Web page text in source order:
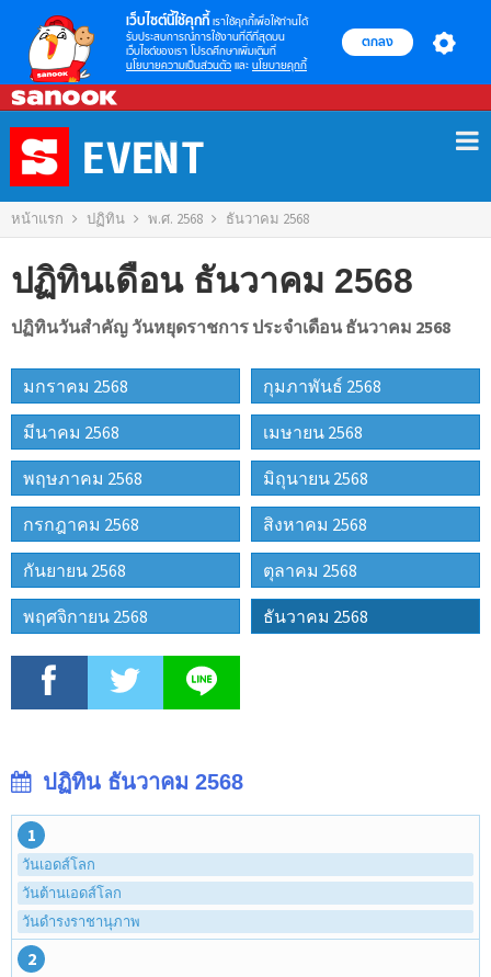
เว็บไซต์นี้ใช้คุกกี้ เราใช้คุกกี้เพื่อให้ท่านได้
รับประสบการณ์การใช้งานที่ดีที่สุดบน
เว็บไซต์ของเรา โปรดศึกษาเพิ่มเติมที่
นโยบายความเป็นส่วนตัว และ นโยบายคุกกี้
ตกลง
Skip
content
หน้าแรก ปฏิทิน พ.ศ. 2568 ธันวาคม 2568
ปฏิทินเดือน ธันวาคม 2568
ปฏิทินวันสำคัญ วันหยุดราชการ ประจำเดือน ธันวาคม 2568
มกราคม 2568 กุมภาพันธ์ 2568
มีนาคม 2568 เมษายน 2568
พฤษภาคม 2568 มิถุนายน 2568
กรกฎาคม 2568 สิงหาคม 2568
กันยายน 2568 ตุลาคม 2568
พฤศจิกายน 2568 ธันวาคม 2568
ปฏิทิน ธันวาคม 2568
1
วันเอดส์โลก
วันต้านเอดส์โลก
วันดำรงราชานุภาพ
2